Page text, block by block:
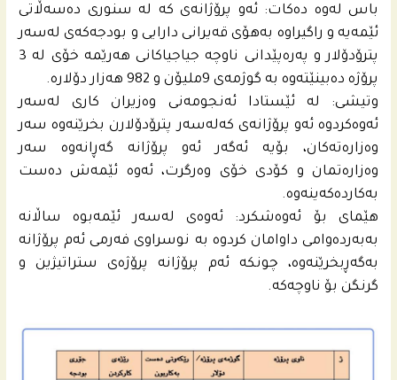
باس له‌وه‌ ده‌كات: ئه‌و پرۆژانه‌ى كه‌ له‌ سنورى ده‌سه‌ڵاتى
ئێمه‌یه‌ و راگیراوه‌ به‌هۆى قه‌یرانى دارایی و بودجه‌كه‌ى له‌سه‌ر
پترۆدۆلار و په‌ره‌پێدانى ناوچه‌ جیاجیاكانى هه‌رێمه‌ خۆى له‌ 3
پرۆژه‌ ده‌بینێته‌وه‌ به‌ گوژمه‌ى 9ملیۆن و 982 هه‌زار دۆلاره‌.
وتیشى: له‌ ئێستادا ئه‌نجومه‌نى وه‌زیران كارى له‌سه‌ر
ئه‌وه‌كردوه‌ ئه‌و پرۆژانه‌ى كه‌له‌سه‌ر پترۆدۆلارن بخرێنه‌وه‌ سه‌ر
وه‌زاره‌ته‌كان، بۆیه‌ ئه‌گه‌ر ئه‌و پرۆژانه‌ گه‌ڕانه‌وه‌ سه‌ر
وه‌زاره‌تمان و كۆدى خۆى وه‌رگرت، ئه‌وه‌ ئێمه‌ش ده‌ست
به‌كارده‌كه‌ینه‌وه‌.
هێماى بۆ ئه‌وه‌شكرد: ئه‌وه‌ى له‌سه‌ر ئێمه‌بوه‌ ساڵانه‌
به‌به‌رده‌وامى داوامان كردوه‌ به‌ نوسراوى فه‌رمى ئه‌م پرۆژانه‌
به‌گه‌ڕبخرێنه‌وه‌، چونكه‌ ئه‌م پرۆژانه‌ پرۆژه‌ى ستراتیژین و
گرنگن بۆ ناوچه‌كه‌.